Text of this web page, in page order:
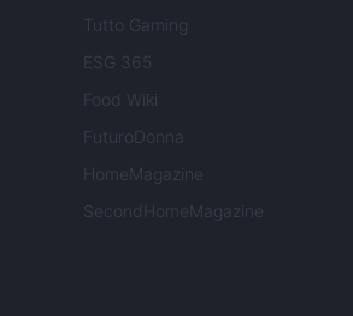
Tutto Gaming
ESG 365
Food Wiki
FuturoDonna
HomeMagazine
SecondHomeMagazine